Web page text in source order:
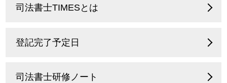
司法書士TIMESとは
登記完了予定日
司法書士研修ノート